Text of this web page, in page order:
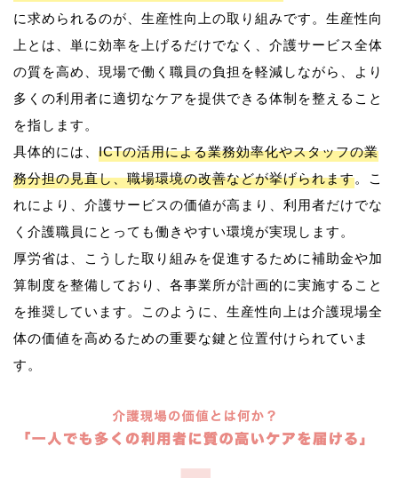
に求められるのが、生産性向上の取り組みです。生産性向
上とは、単に効率を上げるだけでなく、介護サービス全体
の質を高め、現場で働く職員の負担を軽減しながら、より
多くの利用者に適切なケアを提供できる体制を整えること
を指します。
具体的には、 ICTの活用による業務効率化やスタッフの業
務分担の見直し、職場環境の改善などが挙げられます。こ
れにより、介護サービスの価値が高まり、利用者だけでな
く介護職員にとっても働きやすい環境が実現します。
厚労省は、こうした取り組みを促進するために補助金や加
算制度を整備しており、各事業所が計画的に実施すること
を推奨しています。このように、生産性向上は介護現場全
体の価値を高めるための重要な鍵と位置付けられていま